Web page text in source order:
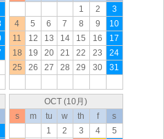
1
2
3
4
5 6 7 8 9
10
11
12 13 14 15 16
17
18
19 20 21 22 23
24
25
26 27 28 29 30 31
OCT (10月)
s
m tu w th f
s
1
2 3 4
5